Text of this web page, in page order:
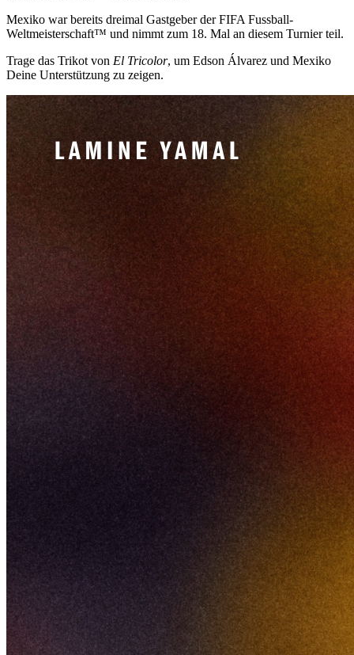
Mexiko war bereits dreimal Gastgeber der FIFA Fussball-
Weltmeisterschaft™ und nimmt zum 18. Mal an diesem Turnier teil.
Trage das Trikot von El Tricolor, um Edson Álvarez und Mexiko
Deine Unterstützung zu zeigen.